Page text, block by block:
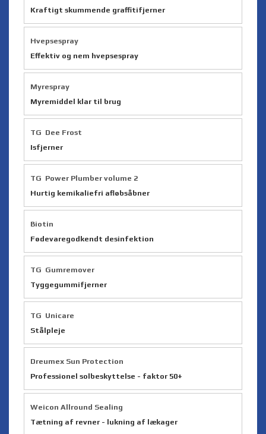
Kraftigt skummende graffitifjerner
Hvepsespray
Effektiv og nem hvepsespray
Myrespray
Myremiddel klar til brug
TG Dee Frost
Isfjerner
TG Power Plumber volume 2
Hurtig kemikaliefri afløbsåbner
Biotin
Fødevaregodkendt desinfektion
TG Gumremover
Tyggegummifjerner
TG Unicare
Stålpleje
Dreumex Sun Protection
Professionel solbeskyttelse - faktor 50+
Weicon Allround Sealing
Tætning af revner - lukning af lækager